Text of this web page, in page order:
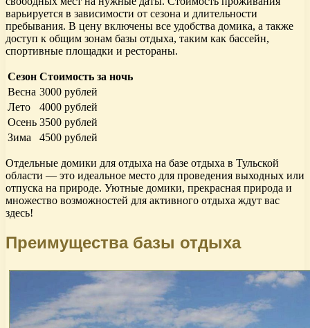
варьируется в зависимости от сезона и длительности
пребывания. В цену включены все удобства домика, а также
доступ к общим зонам базы отдыха, таким как бассейн,
спортивные площадки и рестораны.
Сезон Стоимость за ночь
Весна 3000 рублей
Лето
4000 рублей
Осень 3500 рублей
Зима
4500 рублей
Отдельные домики для отдыха на базе отдыха в Тульской
области — это идеальное место для проведения выходных или
отпуска на природе. Уютные домики, прекрасная природа и
множество возможностей для активного отдыха ждут вас
здесь!
Преимущества базы отдыха